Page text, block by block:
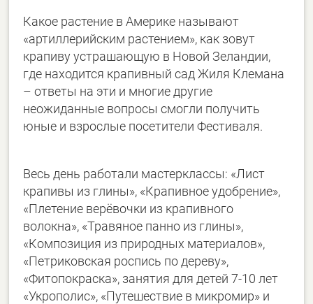
Какое растение в Америке называют
«артиллерийским растением», как зовут
крапиву устрашающую в Новой Зеландии,
где находится крапивный сад Жиля Клемана
– ответы на эти и многие другие
неожиданные вопросы смогли получить
юные и взрослые посетители Фестиваля.
Весь день работали мастерклассы: «Лист
крапивы из глины», «Крапивное удобрение»,
«Плетение верёвочки из крапивного
волокна», «Травяное панно из глины»,
«Композиция из природных материалов»,
«Петриковская роспись по дереву»,
«Фитопокраска», занятия для детей 7-10 лет
«Укрополис», «Путешествие в микромир» и